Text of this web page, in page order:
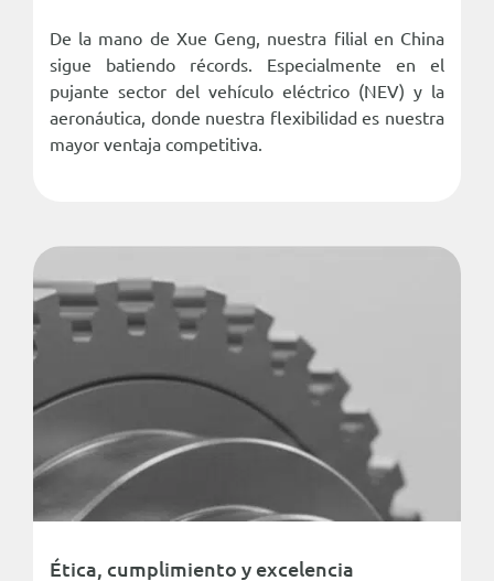
De la mano de Xue Geng, nuestra filial en China
sigue batiendo récords. Especialmente en el
pujante sector del vehículo eléctrico (NEV) y la
aeronáutica, donde nuestra flexibilidad es nuestra
mayor ventaja competitiva.
Ética, cumplimiento y excelencia